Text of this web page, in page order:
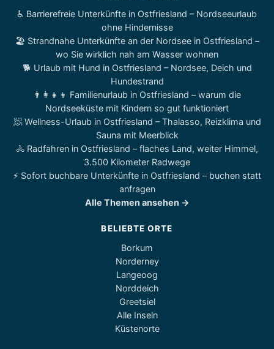
♿ Barrierefreie Unterkünfte in Ostfriesland – Nordseeurlaub
ohne Hindernisse
🏖️ Strandnahe Unterkünfte an der Nordsee in Ostfriesland –
wo Sie wirklich nah am Wasser wohnen
🐕 Urlaub mit Hund in Ostfriesland – Nordsee, Deich und
Hundestrand
👨‍👩‍👧‍👦 Familienurlaub in Ostfriesland – warum die
Nordseeküste mit Kindern so gut funktioniert
🧖 Wellness-Urlaub in Ostfriesland – Thalasso, Reizklima und
Sauna mit Meerblick
🚴 Radfahren in Ostfriesland – flaches Land, weiter Himmel,
3.500 Kilometer Radwege
⚡ Sofort buchbare Unterkünfte in Ostfriesland – buchen statt
anfragen
Alle Themen ansehen →
BELIEBTE ORTE
Borkum
Norderney
Langeoog
Norddeich
Greetsiel
Alle Inseln
Küstenorte